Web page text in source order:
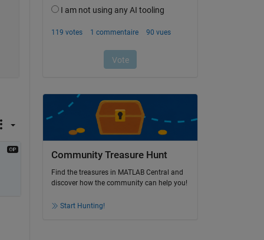
Community Treasure Hunt
Find the treasures in MATLAB Central and
discover how the community can help you!
Start Hunting!